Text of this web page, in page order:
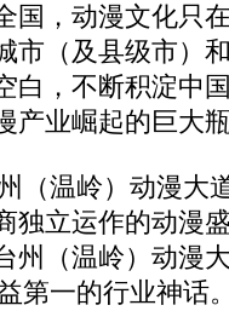
国，动漫文化只
市（及县级市）
白，不断积淀中
产业崛起的巨大
温岭）动漫大
独立运作的动漫
州（温岭）动漫
第一的行业神话